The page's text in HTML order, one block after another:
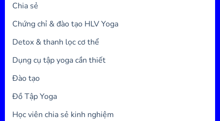
Chia sẻ
Chứng chỉ & đào tạo HLV Yoga
Detox & thanh lọc cơ thể
Dụng cụ tập yoga cần thiết
Đào tạo
Đồ Tập Yoga
Học viên chia sẻ kinh nghiệm